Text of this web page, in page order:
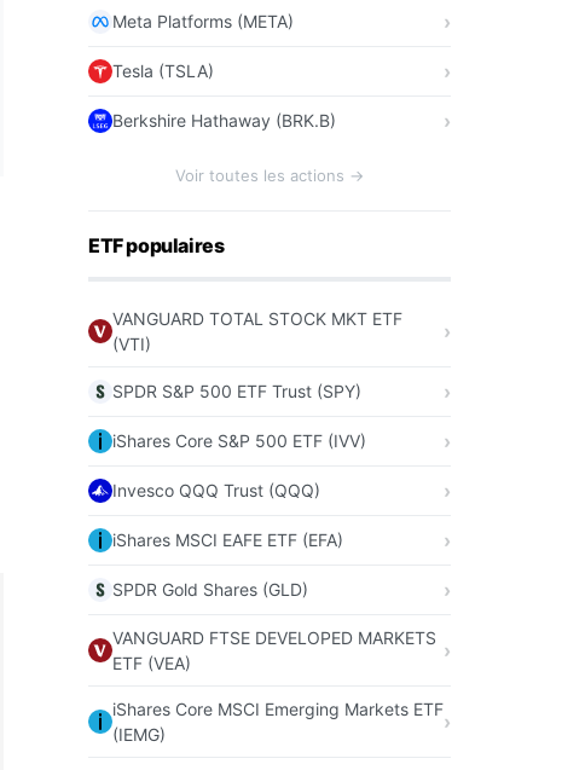
Meta Platforms (META)
Tesla (TSLA)
Berkshire Hathaway (BRK.B)
Voir toutes les actions →
ETF populaires
VANGUARD TOTAL STOCK MKT ETF
(VTI)
SPDR S&P 500 ETF Trust (SPY)
iShares Core S&P 500 ETF (IVV)
Invesco QQQ Trust (QQQ)
iShares MSCI EAFE ETF (EFA)
SPDR Gold Shares (GLD)
VANGUARD FTSE DEVELOPED MARKETS
ETF (VEA)
iShares Core MSCI Emerging Markets ETF
(IEMG)